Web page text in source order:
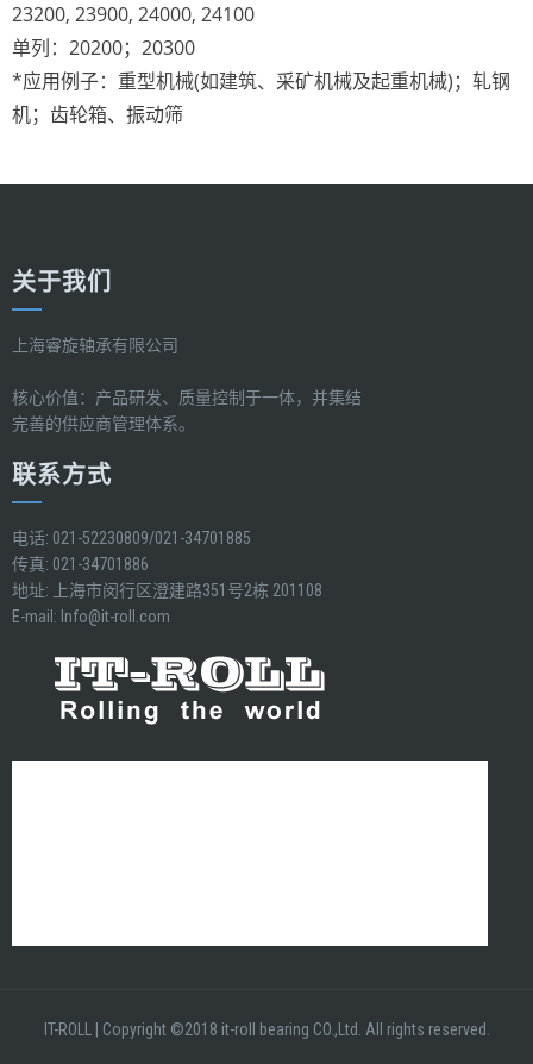
23200, 23900, 24000, 24100
单列：20200；20300
*应用例子：重型机械(如建筑、采矿机械及起重机械)；轧钢
机；齿轮箱、振动筛
关于我们
上海睿旋轴承有限公司
核心价值：产品研发、质量控制于一体，并集结
完善的供应商管理体系。
联系方式
电话: 021-52230809/021-34701885
传真: 021-34701886
地址: 上海市闵行区澄建路351号2栋 201108
E-mail: Info@it-roll.com
IT-ROLL Copyright ©2018 it-roll bearing CO.,Ltd. All rights reserved.